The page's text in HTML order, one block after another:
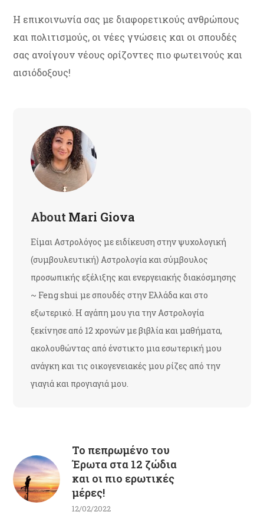
Η επικοινωνία σας με διαφορετικούς ανθρώπους
και πολιτισμούς, οι νέες γνώσεις και οι σπουδές
σας ανοίγουν νέους ορίζοντες πιο φωτεινούς και
αισιόδοξους!
AboutMari Giova
Είμαι Αστρολόγος με ειδίκευση στην ψυχολογική
(συμβουλευτική) Αστρολογία και σύμβουλος
προσωπικής εξέλιξης και ενεργειακής διακόσμησης
~ Feng shui με σπουδές στην Ελλάδα και στο
εξωτερικό. Η αγάπη μου για την Αστρολογία
ξεκίνησε από 12 χρονών με βιβλία και μαθήματα,
ακολουθώντας από ένστικτο μια εσωτερική μου
ανάγκη και τις οικογενειακές μου ρίζες από την
γιαγιά και προγιαγιά μου.
Το πεπρωμένο του
Έρωτα στα 12 ζώδια
και οι πιο ερωτικές
μέρες!
12/02/2022